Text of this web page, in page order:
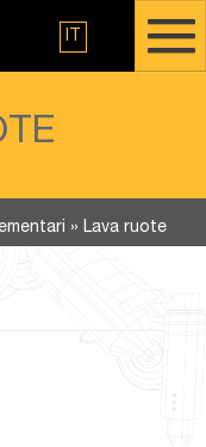
IT
» Lava ruote